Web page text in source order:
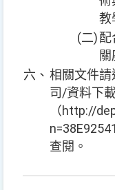
教
(二)配
關
六、 相關文件
司/資料下
（http://
查閱。